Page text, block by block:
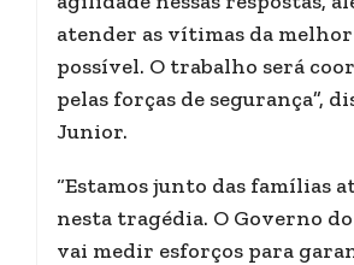
atender as vítimas da
possível. O trabalho será
pelas forças de segurança”,
Junior.
“Estamos junto das famílias
nesta tragédia. O Governo
vai medir esforços para